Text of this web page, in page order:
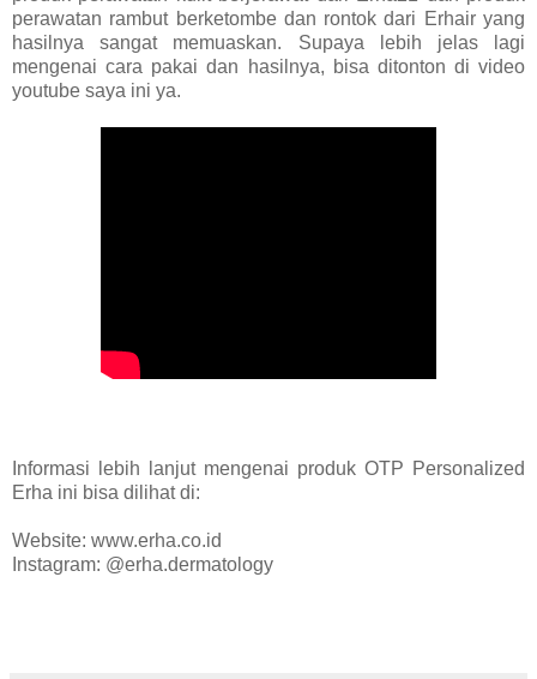
perawatan rambut berketombe dan rontok dari Erhair yang
hasilnya sangat memuaskan. Supaya lebih jelas lagi
mengenai cara pakai dan hasilnya, bisa ditonton di video
youtube saya ini ya.
Informasi lebih lanjut mengenai produk OTP Personalized
Erha ini bisa dilihat di:
Website: www.erha.co.id
Instagram: @erha.dermatology